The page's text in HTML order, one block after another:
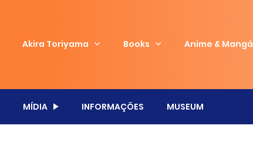
Akira Toriyama Books Anime & Mangá
MÍDIA INFORMAÇÕES MUSEUM